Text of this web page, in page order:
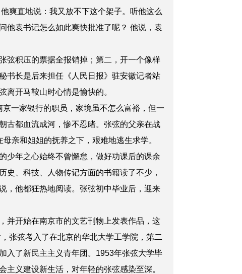
爽直地说：我又放不下这个架子。听他这么
他袁书记怎么如此爽快批准了呢？ 他说，袁
积压的票据全报销掉；第二，开一个像样
书长是后来担任《人民日报》驻安徽记者站
开马鞍山时心情是愉快的。
一家银行的职员，家境虽不怎么富裕，但一
古都血流成河，惨不忍睹。张弦的父亲在战
亲和姐姐的抚养之下，艰难地逃生求学。
少年之心始终不曾懈怠，做好功课后的课余
、科技、人物传记方面的书籍读了不少，
，他都狂热地阅读。张弦初中毕业后，迎来
开始在南京市的文艺刊物上发表作品，这
张弦考入了在北京的华北大学工学院，第二
入了新民主主义青年团。1953年张弦大学毕
义建设新生活，对年轻的张弦感染至深。